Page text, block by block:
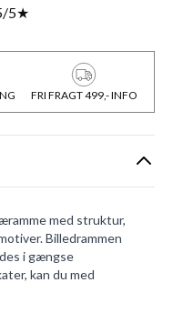
5★
FRI FRAGT 499,- INFO
med struktur,
Billedrammen
i gængse
kan du med